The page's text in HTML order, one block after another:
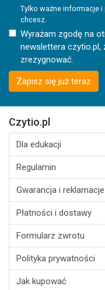
Tylko ważne informacje
chcesz.
Wyrażam zgodę na
newslettera czytio.pl,
zrezygnować.
Zapisz się już teraz
Czytio.pl
Dla edukacji
Regulamin
Gwarancja i reklamacje
Płatności i dostawy
Formularz zwrotu
Polityka prywatności
Jak kupować